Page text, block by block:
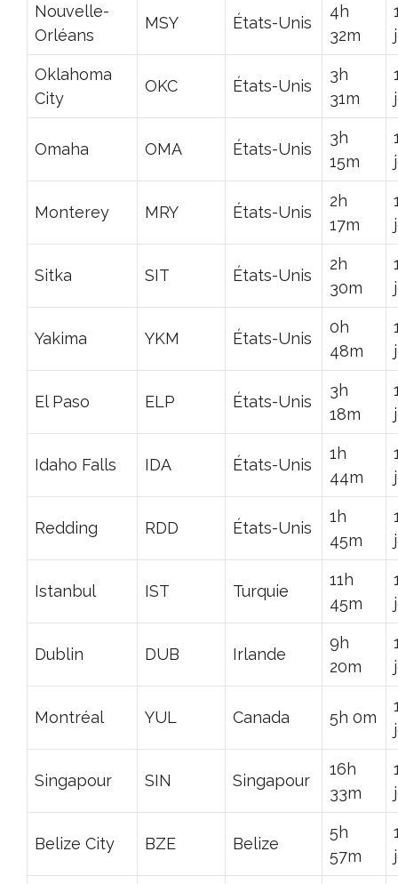
Nouvelle-
Orléans
MSY États-Unis
4h
32m
Oklahoma
City
OKC États-Unis
3h
31m
Omaha OMA États-Unis
3h
15m
Monterey MRY États-Unis
2h
17m
Sitka SIT États-Unis
2h
30m
Yakima YKM États-Unis
0h
48m
El Paso ELP États-Unis
3h
18m
Idaho Falls IDA États-Unis
1h
44m
Redding RDD États-Unis
1h
45m
Istanbul IST Turquie
11h
45m
Dublin DUB Irlande
9h
20m
Montréal YUL Canada 5h 0m
Singapour SIN Singapour
16h
33m
Belize City BZE Belize
5h
57m